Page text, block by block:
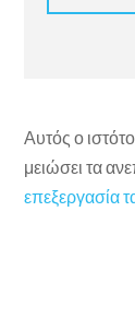
Αυτός ο
μειώσει τα
επεξεργασία